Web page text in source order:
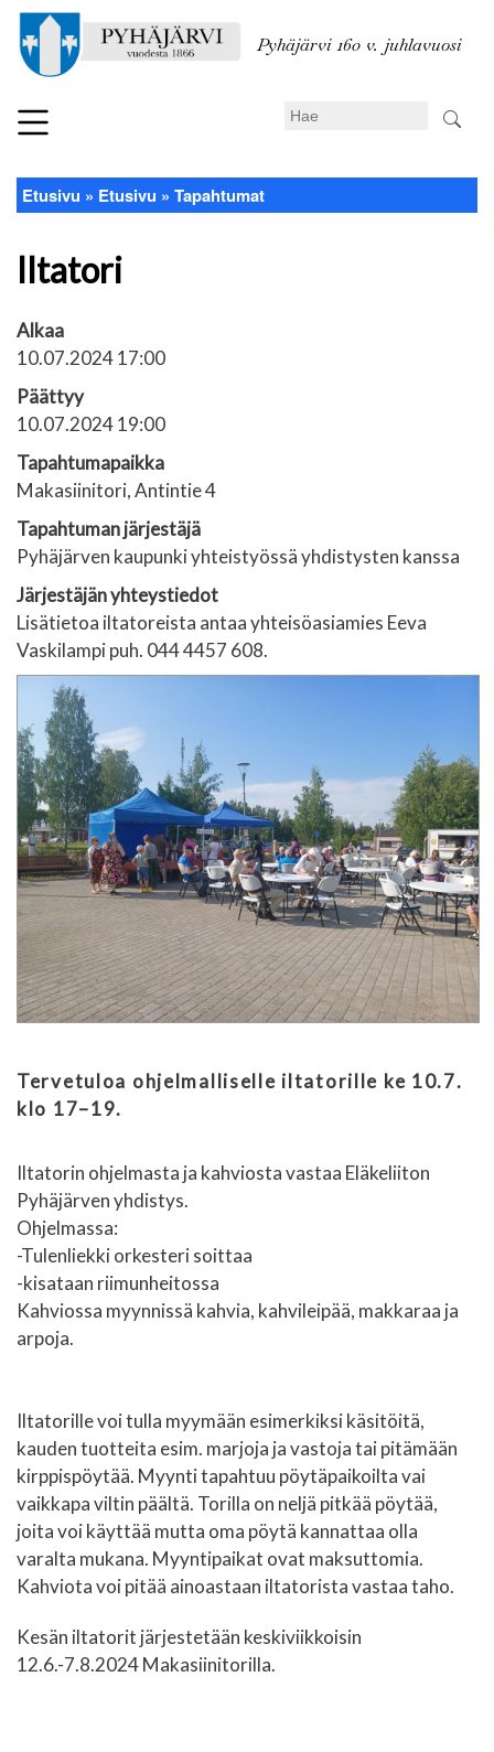
pääsisältöön
Pyhäjärvi 160 v. juhlavuosi
Search
Murupolku
Etusivu Etusivu Tapahtumat
Iltatori
Alkaa
10.07.2024 17:00
Päättyy
10.07.2024 19:00
Tapahtumapaikka
Makasiinitori, Antintie 4
Tapahtuman järjestäjä
Pyhäjärven kaupunki yhteistyössä yhdistysten kanssa
Järjestäjän yhteystiedot
Lisätietoa iltatoreista antaa yhteisöasiamies Eeva
Vaskilampi puh. 044 4457 608.
Tervetuloa ohjelmalliselle iltatorille ke 10.7.
klo 17–19.
Iltatorin ohjelmasta ja kahviosta vastaa Eläkeliiton
Pyhäjärven yhdistys.
Ohjelmassa:
-Tulenliekki orkesteri soittaa
-kisataan riimunheitossa
Kahviossa myynnissä kahvia, kahvileipää, makkaraa ja
arpoja.
Iltatorille voi tulla myymään esimerkiksi käsitöitä,
kauden tuotteita esim. marjoja ja vastoja tai pitämään
kirppispöytää. Myynti tapahtuu pöytäpaikoilta vai
vaikkapa viltin päältä. Torilla on neljä pitkää pöytää,
joita voi käyttää mutta oma pöytä kannattaa olla
varalta mukana. Myyntipaikat ovat maksuttomia.
Kahviota voi pitää ainoastaan iltatorista vastaa taho.
Kesän iltatorit järjestetään keskiviikkoisin
12.6.-7.8.2024 Makasiinitorilla.